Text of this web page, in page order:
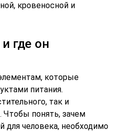
кровеносной и
где он
которые
питания.
так и
Чтобы понять, зачем
для человека, необходимо